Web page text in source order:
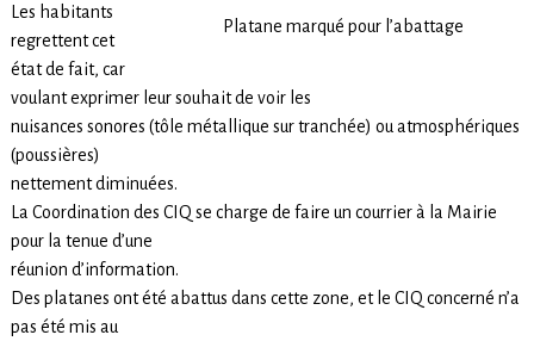
Platane marqué pour l’abattage
Les habitants
regrettent cet
état de fait, car
voulant exprimer leur souhait de voir les
nuisances sonores (tôle métallique sur tranchée) ou atmosphériques
(poussières)
nettement diminuées.
La Coordination des CIQ se charge de faire un courrier à la Mairie
pour la tenue d’une
réunion d’information.
Des platanes ont été abattus dans cette zone, et le CIQ concerné n’a
pas été mis au